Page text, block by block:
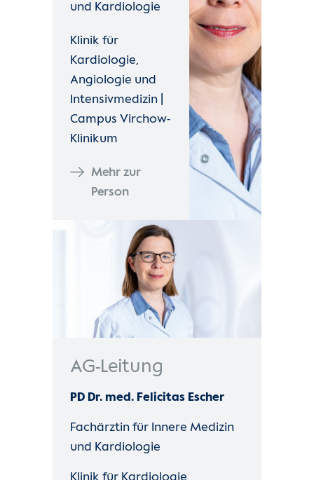
Herzatlas
Forschung
Internationale Patienten
und Kardiologie
Klinik für
Kardiologie,
Angiologie und
Intensivmedizin |
Campus Virchow-
Klinikum
Mehr zur
Person
AG-Leitung
PD Dr. med. Felicitas Escher
Fachärztin für Innere Medizin
und Kardiologie